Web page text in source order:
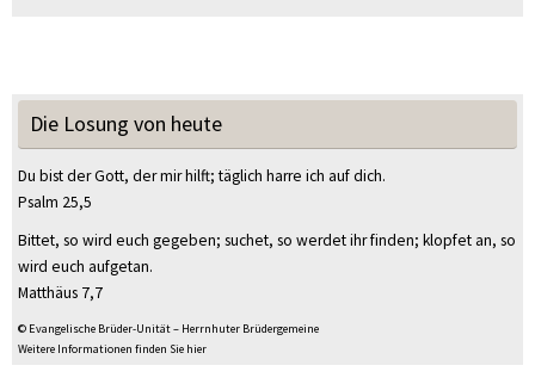
Die Losung von heute
Du bist der Gott, der mir hilft; täglich harre ich auf dich.
Psalm 25,5
Bittet, so wird euch gegeben; suchet, so werdet ihr finden; klopfet an, so
wird euch aufgetan.
Matthäus 7,7
© Evangelische Brüder-Unität – Herrnhuter Brüdergemeine
Weitere Informationen finden Sie hier